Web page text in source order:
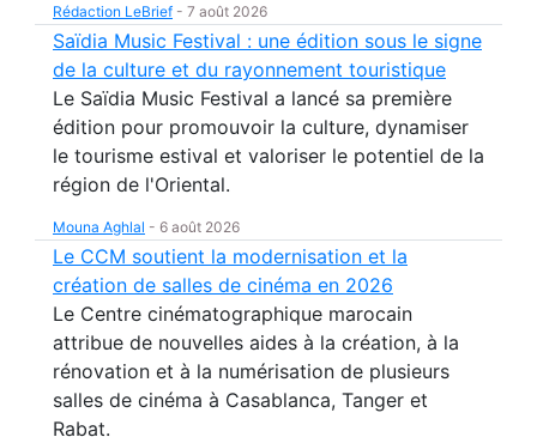
Rédaction LeBrief - 7 août 2026
Saïdia Music Festival : une édition sous le signe
de la culture et du rayonnement touristique
Le Saïdia Music Festival a lancé sa première
édition pour promouvoir la culture, dynamiser
le tourisme estival et valoriser le potentiel de la
région de l'Oriental.
Mouna Aghlal - 6 août 2026
Le CCM soutient la modernisation et la
création de salles de cinéma en 2026
Le Centre cinématographique marocain
attribue de nouvelles aides à la création, à la
rénovation et à la numérisation de plusieurs
salles de cinéma à Casablanca, Tanger et
Rabat.